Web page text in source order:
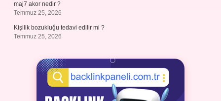
maj7 akor nedir ?
Temmuz 25, 2026
Kişilik bozukluğu tedavi edilir mi ?
Temmuz 25, 2026